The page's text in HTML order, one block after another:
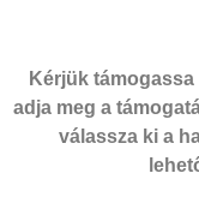
Kérjük
adja meg a
válassza ki a